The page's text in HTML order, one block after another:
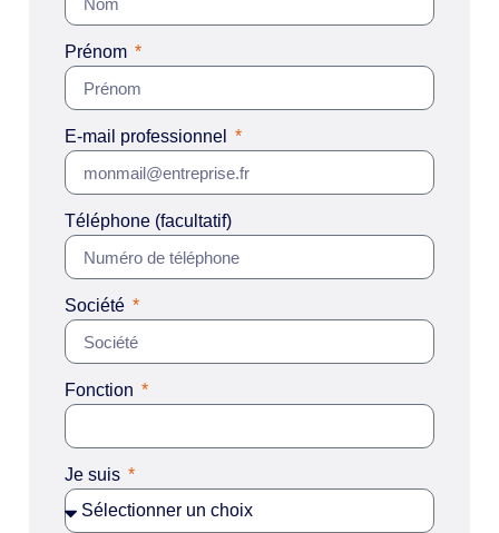
Prénom
E-mail professionnel
Téléphone (facultatif)
Société
Fonction
Je suis